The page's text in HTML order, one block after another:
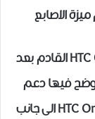
نعود من جديد الى تسريبات هاتف HTC One Max القادم بعد
فيها دعم
بصمة الأصابع، ونشاهد في الصورة هاتف HTC One الى جانب